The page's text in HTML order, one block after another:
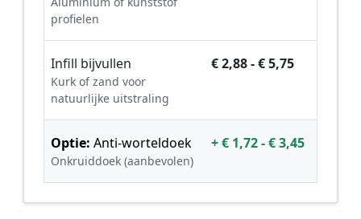
profielen
Infill bijvullen
Kurk of zand voor
natuurlijke uitstraling
€ 2,88 - € 5,75
Optie: Anti-worteldoek
Onkruiddoek (aanbevolen)
+ € 1,72 - € 3,45